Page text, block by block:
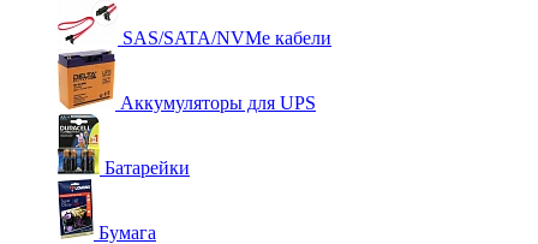
SAS/SATA/NVMe кабели
Аккумуляторы для UPS
Батарейки
Бумага